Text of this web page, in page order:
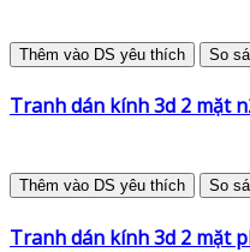
Thêm vào DS yêu thích So
Tranh dán kính 3d 2 mặt
Thêm vào DS yêu thích So
Tranh dán kính 3d 2 mặt